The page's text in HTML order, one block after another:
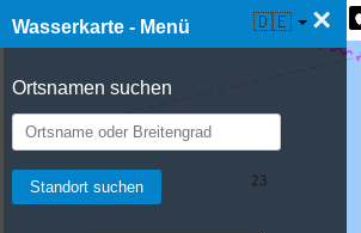
Wasserkarte - Menü ×
Ortsnamen suchen
☰ Wasserkarte Live 🇩🇪